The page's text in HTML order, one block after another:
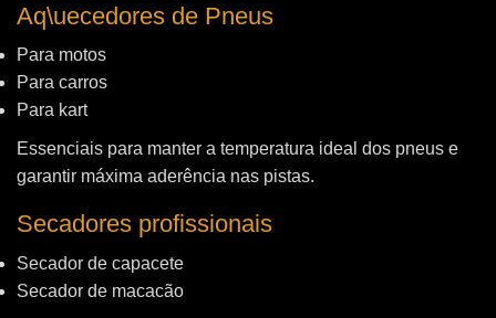
Aq\uecedores de Pneus
Para motos
Para carros
Para kart
Essenciais para manter a temperatura ideal dos pneus e
garantir máxima aderência nas pistas.
Secadores profissionais
Secador de capacete
Secador de macacão